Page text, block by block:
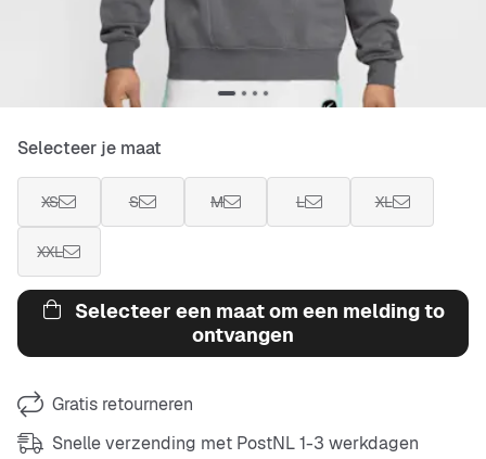
Selecteer je maat
XS S M L XL
XXL
Selecteer een maat om een melding to
ontvangen
Gratis retourneren
Snelle verzending met PostNL 1-3 werkdagen